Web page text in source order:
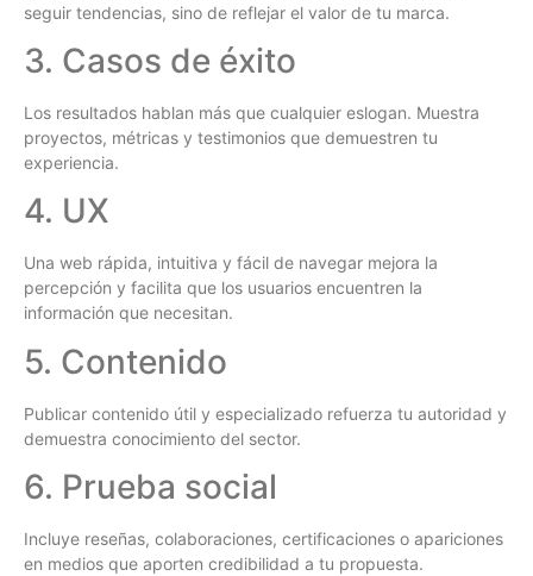
seguir tendencias, sino de reflejar el valor de tu marca.
3. Casos de éxito
Los resultados hablan más que cualquier eslogan. Muestra
proyectos, métricas y testimonios que demuestren tu
experiencia.
4. UX
Una web rápida, intuitiva y fácil de navegar mejora la
percepción y facilita que los usuarios encuentren la
información que necesitan.
5. Contenido
Publicar contenido útil y especializado refuerza tu autoridad y
demuestra conocimiento del sector.
6. Prueba social
Incluye reseñas, colaboraciones, certificaciones o apariciones
en medios que aporten credibilidad a tu propuesta.